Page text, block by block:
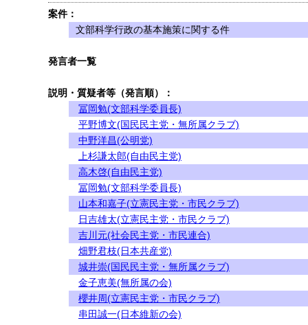
案件：
文部科学行政の基本施策に関する件
発言者一覧
説明・質疑者等（発言順）：
冨岡勉(文部科学委員長)
平野博文(国民民主党・無所属クラブ)
中野洋昌(公明党)
上杉謙太郎(自由民主党)
高木啓(自由民主党)
冨岡勉(文部科学委員長)
山本和嘉子(立憲民主党・市民クラブ)
日吉雄太(立憲民主党・市民クラブ)
吉川元(社会民主党・市民連合)
畑野君枝(日本共産党)
城井崇(国民民主党・無所属クラブ)
金子恵美(無所属の会)
櫻井周(立憲民主党・市民クラブ)
串田誠一(日本維新の会)